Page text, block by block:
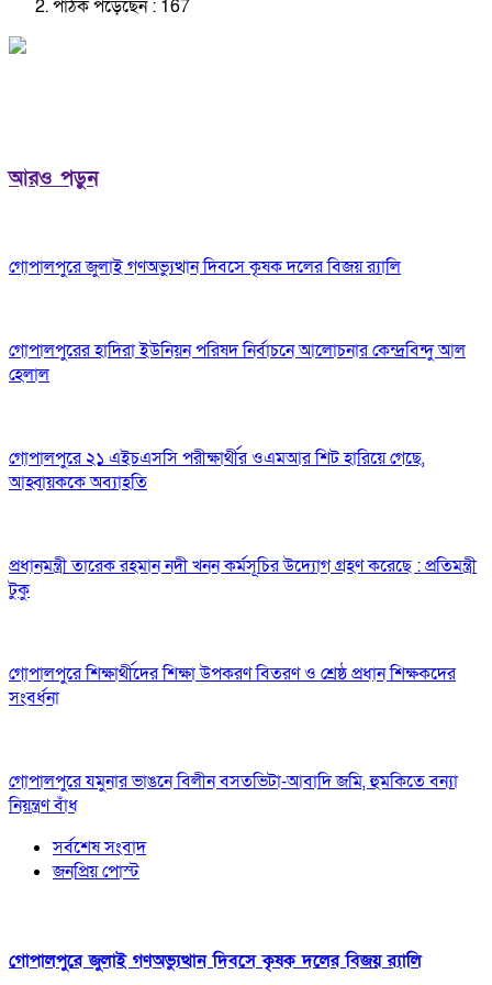
পাঠক পড়েছেন : 167
আরও পড়ুন
গোপালপুরে জুলাই গণঅভ্যুত্থান দিবসে কৃষক দলের বিজয় র‍্যালি
গোপালপুরের হাদিরা ইউনিয়ন পরিষদ নির্বাচনে আলোচনার কেন্দ্রবিন্দু আল
হেলাল
গোপালপুরে ২১ এইচএসসি পরীক্ষার্থীর ওএমআর শিট হারিয়ে গেছে,
আহ্বায়ককে অব্যাহতি
প্রধানমন্ত্রী তারেক রহমান নদী খনন কর্মসূচির উদ্যোগ গ্রহণ করেছে : প্রতিমন্ত্রী
টুকু
গোপালপুরে শিক্ষার্থীদের শিক্ষা উপকরণ বিতরণ ও শ্রেষ্ঠ প্রধান শিক্ষকদের
সংবর্ধনা
গোপালপুরে যমুনার ভাঙনে বিলীন বসতভিটা-আবাদি জমি, হুমকিতে বন্যা
নিয়ন্ত্রণ বাঁধ
সর্বশেষ সংবাদ
জনপ্রিয় পোস্ট
গোপালপুরে জুলাই গণঅভ্যুত্থান দিবসে কৃষক দলের বিজয় র‍্যালি